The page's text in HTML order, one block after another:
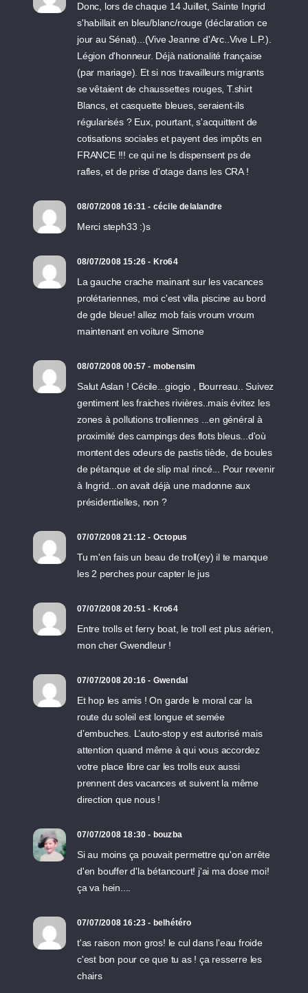
Donc, lors de chaque 14 Juillet, Sainte Ingrid
s'habillait en bleu/blanc/rouge (déclaration ce
jour au Sénat)...(Vive Jeanne d'Arc..Vive L.P.).
Légion d'honneur. Déjà nationalité française
(par mariage). Et si nos travailleurs migrants
se vêtaient de chaussettes rouges, T.shirt
Blancs, et casquette bleues, seraient-ils
régularisés ? Eux, pourtant, s'acquittent de
cotisations sociales et payent des impôts en
FRANCE !!! ce qui ne ls dispensent ps de
rafles, et de prise d'otage dans les CRA !
08/07/2008 16:31 - cécile delalandre
Merci steph33 :)s
08/07/2008 15:26 - Kro64
La gauche crache mainant sur les vacances
prolétariennes, moi c'est villa piscine au bord
de gde bleue! allez mob fais vroum vroum
maintenant en voiture Simone
08/07/2008 00:57 - mobensim
Salut Aslan ! Cécile...giogio , Bourreau.. Suivez
gentiment les fraiches rivières..mais évitez les
zones à pollutions trolliennes ...en général à
proximité des campings des flots bleus...d'où
montent des odeurs de pastis tiède, de boules
de pétanque et de slip mal rincé... Pour revenir
à Ingrid...on avait déjà une madonne aux
présidentielles, non ?
07/07/2008 21:12 - Octopus
Tu m'en fais un beau de troll(ey) il te manque
les 2 perches pour capter le jus
07/07/2008 20:51 - Kro64
Entre trolls et ferry boat, le troll est plus aérien,
mon cher Gwendleur !
07/07/2008 20:16 - Gwendal
Et hop les amis ! On garde le moral car la
route du soleil est longue et semée
d’embuches. L’auto-stop y est autorisé mais
attention quand même à qui vous accordez
votre place libre car les trolls eux aussi
prennent des vacances et suivent la même
direction que nous !
07/07/2008 18:30 - bouzba
Si au moins ça pouvait permettre qu'on arrête
d'en bouffer d'la bétancourt! j'ai ma dose moi!
ça va hein....
07/07/2008 16:23 - belhétéro
t'as raison mon gros! le cul dans l'eau froide
c'est bon pour ce que tu as ! ça resserre les
chairs